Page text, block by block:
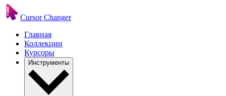
Cursor Changer
Главная
Коллекции
Курсоры
Инструменты